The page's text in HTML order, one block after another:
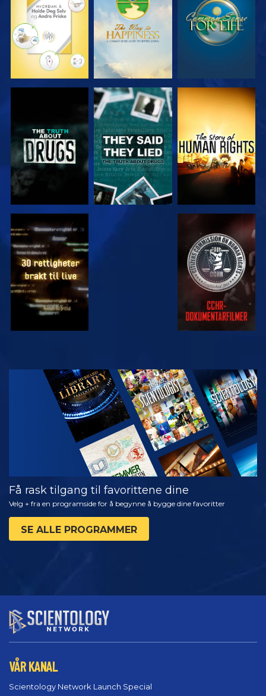
SE SE
SE SE
SE
UTFORSK
SERIEN
Få rask tilgang til favorittene dine
Velg + fra en programside for å begynne å bygge dine favoritter
SE ALLE PROGRAMMER
VÅR KANAL
Scientology Network Launch Special